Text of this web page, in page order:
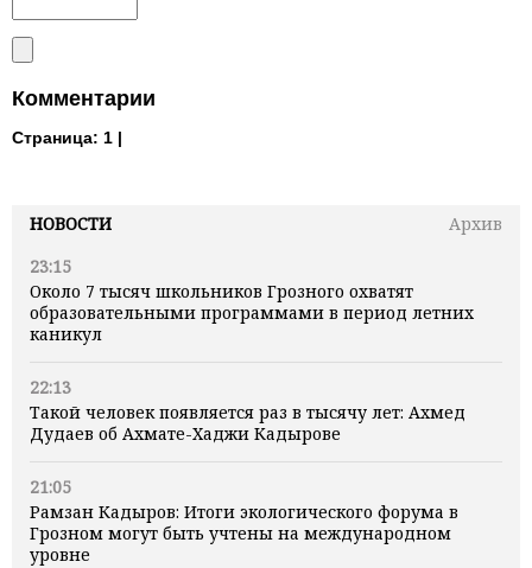
НОВОСТИ
Архив
23:15
Около 7 тысяч школьников Грозного охватят
образовательными программами в период летних
каникул
22:13
Такой человек появляется раз в тысячу лет: Ахмед
Дудаев об Ахмате-Хаджи Кадырове
21:05
Рамзан Кадыров: Итоги экологического форума в
Грозном могут быть учтены на международном
уровне
Комментарии
Страница: 1 |